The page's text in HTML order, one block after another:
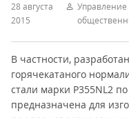
28 августа
2015
В частности,
горячекатаного
стали марки P355NL2
предназначена для